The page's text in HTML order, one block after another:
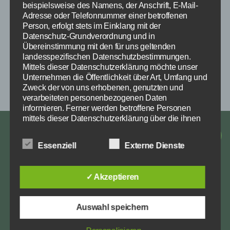
Datenschutz
Facebook
E-
Über diese Website
Dies ist die Webseite des Reit- & Fahrverein
beispielsweise des Namens, der Anschrift, E-Mail-
Adresse oder Telefonnummer einer betroffenen
Person, erfolgt stets im Einklang mit der
Datenschutz-Grundverordnung und in
Übereinstimmung mit den für uns geltenden
landesspezifischen Datenschutzbestimmungen.
Mittels dieser Datenschutzerklärung möchte unser
Unternehmen die Öffentlichkeit über Art, Umfang und
Zweck der von uns erhobenen, genutzten und
verarbeiteten personenbezogenen Daten
informieren. Ferner werden betroffene Personen
mittels dieser Datenschutzerklärung über die ihnen
Wir haben als für die Verarbeitung Verantwortlicher
Maßnahmen umgesetzt, um einen möglichst
lückenlosen Schutz der über diese Internetseite
verarbeiteten personenbezogenen Daten
sicherzustellen. Dennoch können Internetbasierte
Datenübertragungen grundsätzlich
Sicherheitslücken aufweisen, sodass ein absoluter
Essenziell Externe Dienste
✓ Akzeptieren
Auswahl speichern